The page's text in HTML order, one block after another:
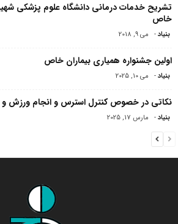
تشریح خدمات درمانی دانشگاه علوم پزشکی
خاص
بنیاد- می 9, 2018
اولین جشنواره همیاری بیماران خاص
بنیاد- می 10, 2025
نکاتی در خصوص کنترل استرس و انجام ورزش و
بنیاد- مارس 17, 2025